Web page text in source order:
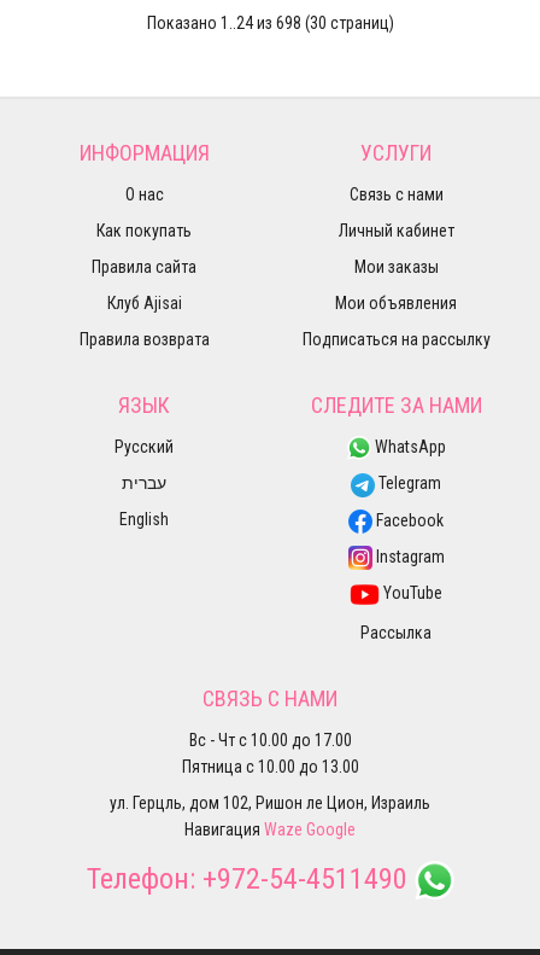
Показано 1..24 из 698 (30 страниц)
ИНФОРМАЦИЯ
О нас
Как покупать
Правила сайта
Клуб Ajisai
Правила возврата
УСЛУГИ
Связь с нами
Личный кабинет
Мои заказы
Мои объявления
Подписаться на рассылку
ЯЗЫК
Русский
עברית
English
СЛЕДИТЕ ЗА НАМИ
WhatsApp
Telegram
Facebook
Instagram
YouTube
Рассылка
СВЯЗЬ С НАМИ
Вс - Чт с 10.00 до 17.00
Пятница с 10.00 до 13.00
ул. Герцль, дом 102, Ришон ле Цион, Израиль
Навигация Waze Google
Телефон: +972-54-4511490